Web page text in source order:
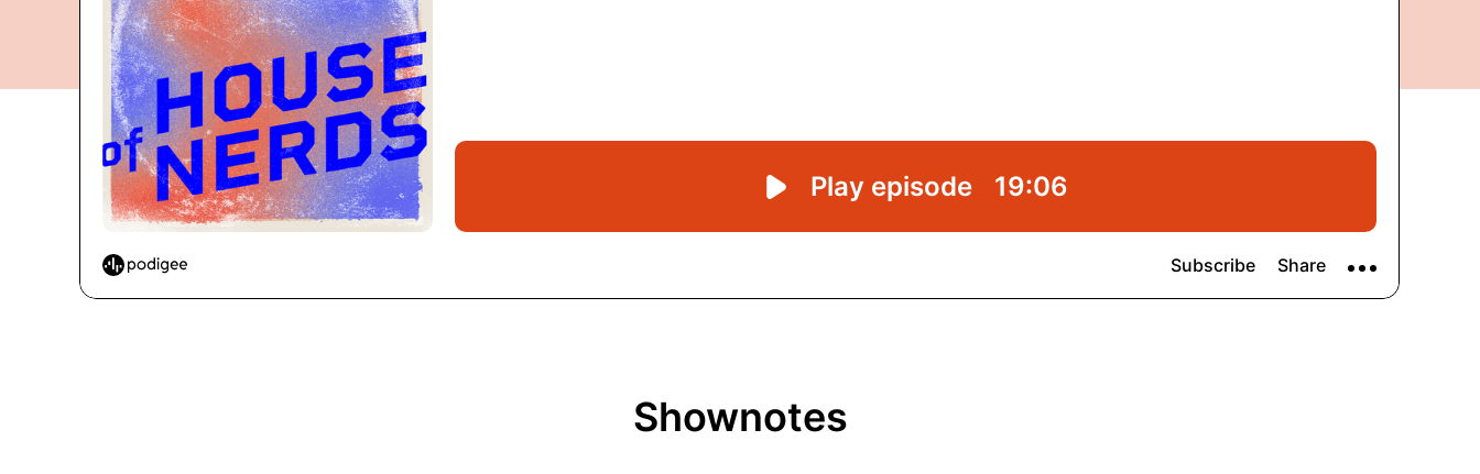
Shownotes